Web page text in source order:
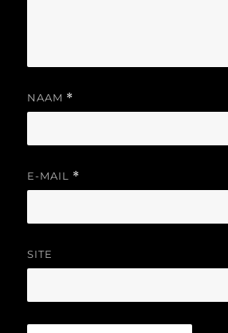
NAAM *
E-MAIL *
SITE